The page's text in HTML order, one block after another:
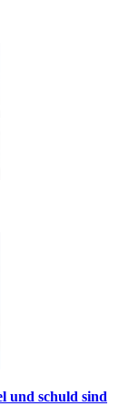
und schuld sind